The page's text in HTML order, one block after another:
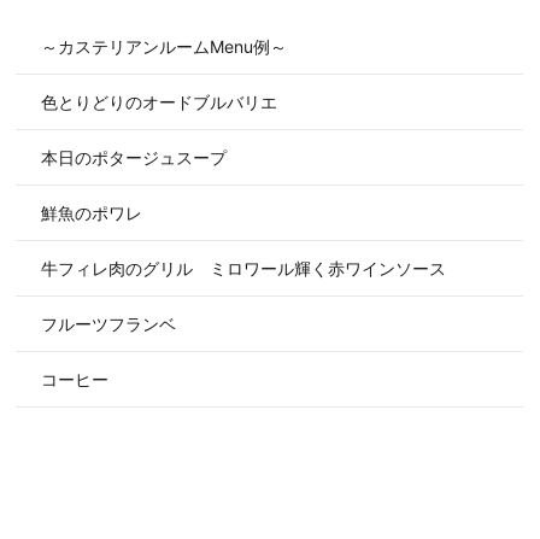
～カステリアンルームMenu例～
色とりどりのオードブルバリエ
本日のポタージュスープ
鮮魚のポワレ
牛フィレ肉のグリル ミロワール輝く赤ワインソース
フルーツフランベ
コーヒー